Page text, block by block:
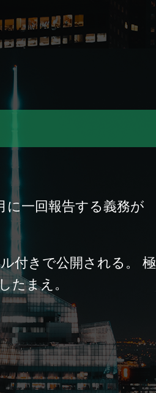
に一回報告する義務が
付きで公開される。 極
たまえ。